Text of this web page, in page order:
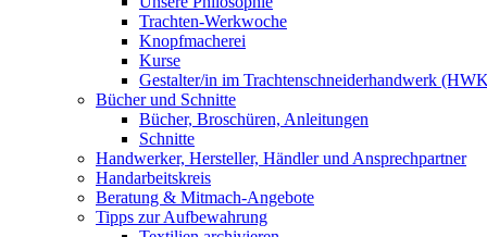
Trachten-Werkwoche
Knopfmacherei
Kurse
Gestalter/in im Trachtenschneiderhandwerk
Bücher und Schnitte
Bücher, Broschüren, Anleitungen
Schnitte
Handwerker, Hersteller, Händler und Ansprechpartner
Handarbeitskreis
Beratung & Mitmach-Angebote
Tipps zur Aufbewahrung